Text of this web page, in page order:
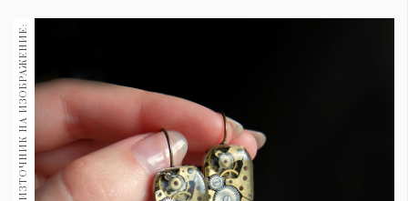
30+
Гурме
Пътувай
Здраве 389
ИЗТОЧНИК НА ИЗОБРАЖЕНИЕ: